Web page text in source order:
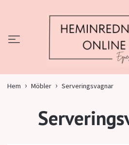
Hem Möbler Serveringsvagnar